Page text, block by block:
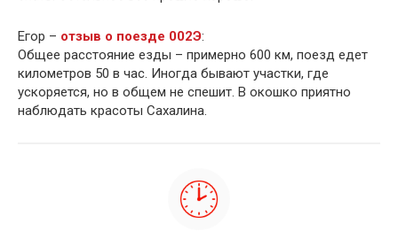
Егор – отзыв о поезде 002Э:
Общее расстояние езды – примерно 600 км, поезд едет
километров 50 в час. Иногда бывают участки, где
ускоряется, но в общем не спешит. В окошко приятно
наблюдать красоты Сахалина.